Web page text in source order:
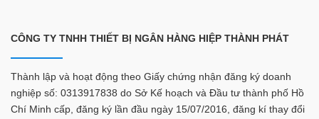
CÔNG TY TNHH THIẾT BỊ NGÂN HÀNG HIỆP THÀNH PHÁT
Thành lập và hoạt động theo Giấy chứng nhận đăng ký doanh
nghiệp số: 0313917838 do Sở Kế hoạch và Đầu tư thành phố Hồ
Chí Minh cấp, đăng ký lần đầu ngày 15/07/2016, đăng kí thay đổi